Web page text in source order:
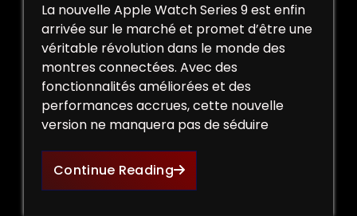
La nouvelle Apple Watch Series 9 est enfin
arrivée sur le marché et promet d’être une
véritable révolution dans le monde des
montres connectées. Avec des
fonctionnalités améliorées et des
performances accrues, cette nouvelle
version ne manquera pas de séduire
Continue Reading